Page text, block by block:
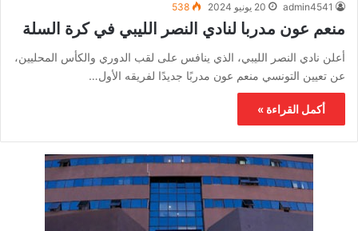
admin4541 20 يونيو 2024 538
منعم عون مدربا لنادي النصر الليبي في كرة السلة
أعلن نادي النصر الليبي، الذي ينافس على لقب الدوري والكأس المحليين،
عن تعيين التونسي منعم عون مدربًا جديدًا لفريقه الأول…
أكمل القراءة »